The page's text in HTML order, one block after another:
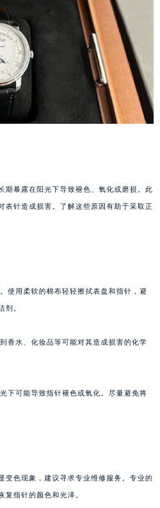
期暴露在阳光下导致褪色、氧化或磨损。此
表针造成损害。了解这些原因有助于采取正
使用柔软的棉布轻轻擦拭表盘和指针，避
剂。
香水、化妆品等可能对其造成损害的化学
下可能导致指针褪色或氧化。尽量避免将
变色现象，建议寻求专业维修服务。专业的
复指针的颜色和光泽。